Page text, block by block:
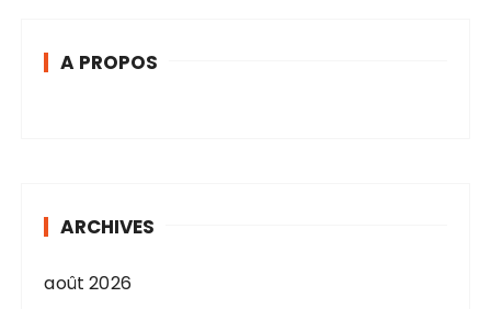
A PROPOS
ARCHIVES
août 2026